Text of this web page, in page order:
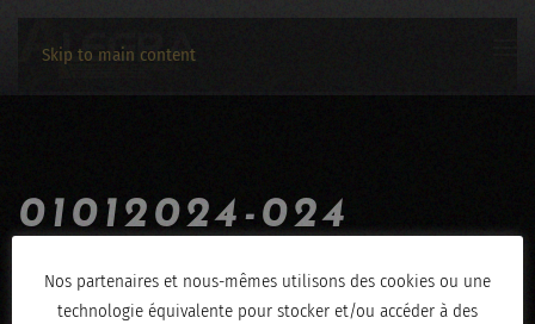
Skip to main content
01012024-024
ÉCRIT LE JANVIER 9, 2024
Nos partenaires et nous-mêmes utilisons des cookies ou une
technologie équivalente pour stocker et/ou accéder à des